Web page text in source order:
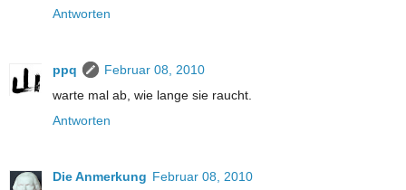
Antworten
ppq
Februar 08, 2010
warte mal ab, wie lange sie raucht.
Antworten
Die Anmerkung Februar 08, 2010